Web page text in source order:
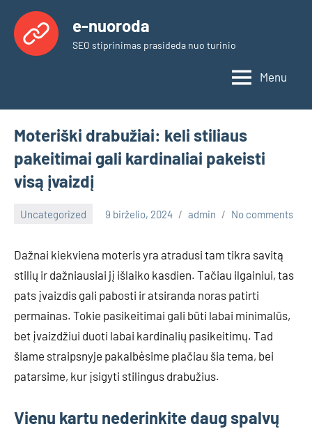
content
e-nuoroda
SEO stiprinimas prasideda nuo turinio
Menu
Moteriški drabužiai: keli stiliaus
pakeitimai gali kardinaliai pakeisti
visą įvaizdį
Uncategorized 9 birželio, 2024 admin No comments
Dažnai kiekviena moteris yra atradusi tam tikra savitą
stilių ir dažniausiai jį išlaiko kasdien. Tačiau ilgainiui, tas
pats įvaizdis gali pabosti ir atsiranda noras patirti
permainas. Tokie pasikeitimai gali būti labai minimalūs,
bet įvaizdžiui duoti labai kardinalių pasikeitimų. Tad
šiame straipsnyje pakalbėsime plačiau šia tema, bei
patarsime, kur įsigyti stilingus drabužius.
Vienu kartu nederinkite daug spalvų